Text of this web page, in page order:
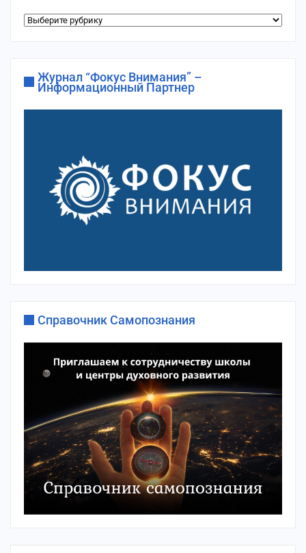
Рубрики
Журнал “Фокус Внимания” –
Информационный Партнер
Справочник Самопознания